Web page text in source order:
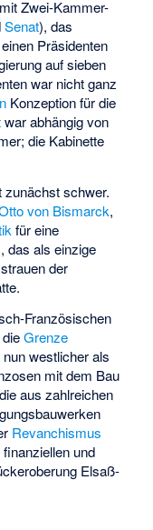
mit Zwei-Kammer-
Senat), das
einen Präsidenten
auf sieben
war nicht ganz
Konzeption für die
war abhängig von
die Kabinette
zunächst schwer.
von Bismarck,
für eine
das als einzige
der
Französischen
dieGrenze
nun westlicher als
mit dem Bau
aus zahlreichen
Revanchismus
und
Elsaß-